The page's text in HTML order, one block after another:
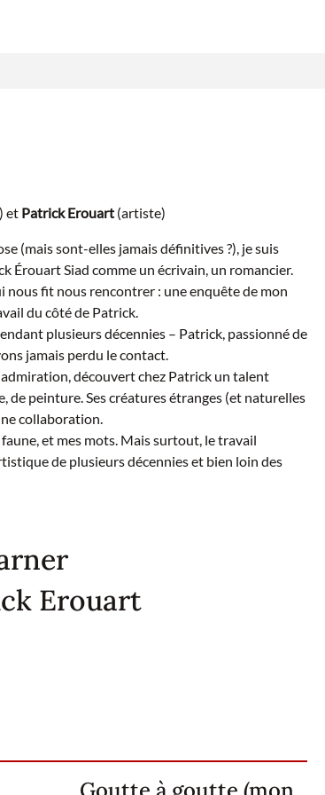
et Patrick Erouart (artiste)
(mais sont-elles jamais définitives ?), je suis
Érouart Siad comme un écrivain, un romancier.
fit nous rencontrer : une enquête de mon
du côté de Patrick.
plusieurs décennies – Patrick, passionné de
jamais perdu le contact.
admiration, découvert chez Patrick un talent
de peinture. Ses créatures étranges (et naturelles
collaboration.
et mes mots. Mais surtout, le travail
de plusieurs décennies et bien loin des
Erouart